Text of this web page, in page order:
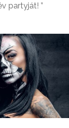
partyját! ”